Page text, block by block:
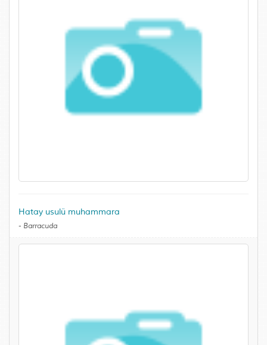
Hatay usulü muhammara
- Barracuda